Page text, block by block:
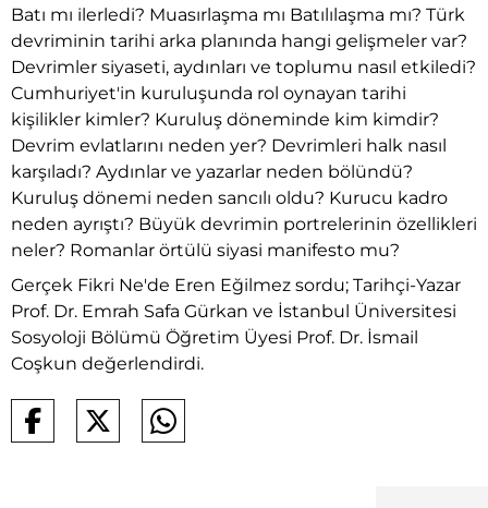
Batı mı ilerledi? Muasırlaşma mı Batılılaşma mı? Türk
devriminin tarihi arka planında hangi gelişmeler var?
Devrimler siyaseti, aydınları ve toplumu nasıl etkiledi?
Cumhuriyet'in kuruluşunda rol oynayan tarihi
kişilikler kimler? Kuruluş döneminde kim kimdir?
Devrim evlatlarını neden yer? Devrimleri halk nasıl
karşıladı? Aydınlar ve yazarlar neden bölündü?
Kuruluş dönemi neden sancılı oldu? Kurucu kadro
neden ayrıştı? Büyük devrimin portrelerinin özellikleri
neler? Romanlar örtülü siyasi manifesto mu?
Gerçek Fikri Ne'de Eren Eğilmez sordu; Tarihçi-Yazar
Prof. Dr. Emrah Safa Gürkan ve İstanbul Üniversitesi
Sosyoloji Bölümü Öğretim Üyesi Prof. Dr. İsmail
Coşkun değerlendirdi.